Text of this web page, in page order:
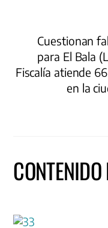
Cuestionan
para El Bala
Fiscalía atiende
en la